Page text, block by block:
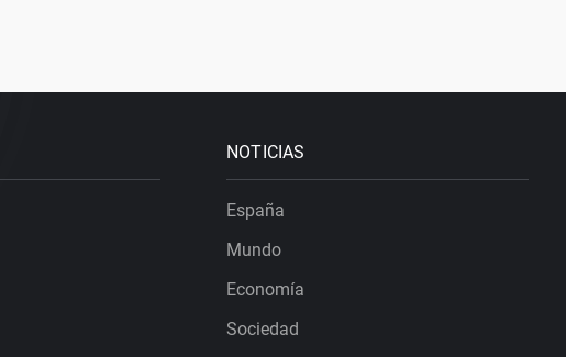
NOTICIAS
España
Mundo
Economía
Sociedad